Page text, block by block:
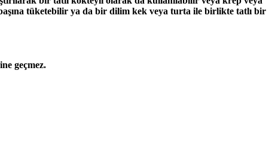
tüketebilir ya da bir dilim kek veya turta ile birlikte tatlı bir
geçmez.